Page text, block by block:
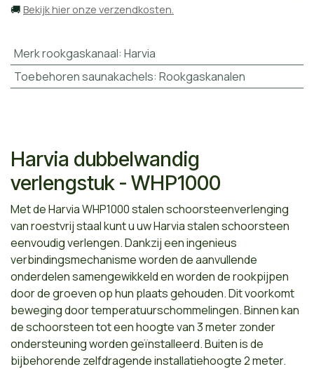
🚚 Bekijk hier onze verzendkosten.
Merk rookgaskanaal: Harvia
Toebehoren saunakachels: Rookgaskanalen
Harvia dubbelwandig
verlengstuk - WHP1000
Met de Harvia WHP1000 stalen schoorsteenverlenging
van roestvrij staal kunt u uw Harvia stalen schoorsteen
eenvoudig verlengen. Dankzij een ingenieus
verbindingsmechanisme worden de aanvullende
onderdelen samengewikkeld en worden de rookpijpen
door de groeven op hun plaats gehouden. Dit voorkomt
beweging door temperatuurschommelingen. Binnen kan
de schoorsteen tot een hoogte van 3 meter zonder
ondersteuning worden geïnstalleerd. Buiten is de
bijbehorende zelfdragende installatiehoogte 2 meter.